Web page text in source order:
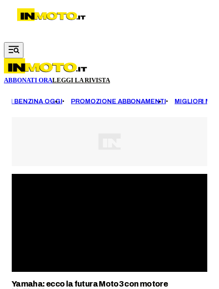
Vai al contenuto principale
ABBONATI ORALEGGI LA RIVISTA
BENZINA OGGI PROMOZIONE ABBONAMENTI MIGLIORI
Yamaha: ecco la futura Moto3 con motore